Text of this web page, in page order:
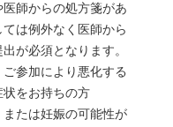
医師からの処方箋があ
は例外なく医師から
が必須となります。
ご参加により悪化する
状をお持ちの方
または妊娠の可能性が